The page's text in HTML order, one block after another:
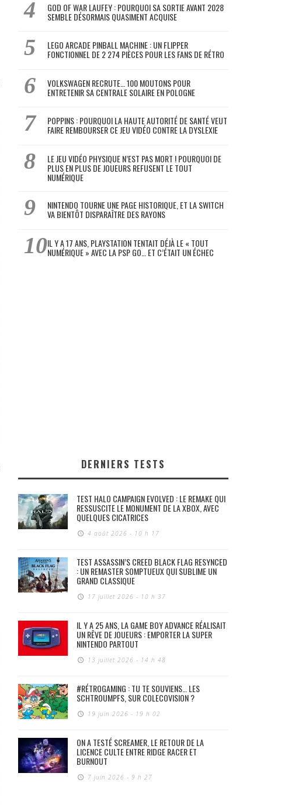
GOD OF WAR LAUFEY : POURQUOI SA SORTIE AVANT 2028
SEMBLE DÉSORMAIS QUASIMENT ACQUISE
LEGO ARCADE PINBALL MACHINE : UN FLIPPER
FONCTIONNEL DE 2 274 PIÈCES POUR LES FANS DE RÉTRO
VOLKSWAGEN RECRUTE… 100 MOUTONS POUR
ENTRETENIR SA CENTRALE SOLAIRE EN POLOGNE
POPPINS : POURQUOI LA HAUTE AUTORITÉ DE SANTÉ VEUT
FAIRE REMBOURSER CE JEU VIDÉO CONTRE LA DYSLEXIE
LE JEU VIDÉO PHYSIQUE N’EST PAS MORT ! POURQUOI DE
PLUS EN PLUS DE JOUEURS REFUSENT LE TOUT
NUMÉRIQUE
NINTENDO TOURNE UNE PAGE HISTORIQUE, ET LA SWITCH
VA BIENTÔT DISPARAÎTRE DES RAYONS
IL Y A 17 ANS, PLAYSTATION TENTAIT DÉJÀ LE « TOUT
NUMÉRIQUE » AVEC LA PSP GO… ET C’ÉTAIT UN ÉCHEC
DERNIERS TESTS
TEST HALO CAMPAIGN EVOLVED : LE REMAKE QUI
RESSUSCITE LE MONUMENT DE LA XBOX, AVEC
QUELQUES CICATRICES
4 août 2026 - 10 h 17
TEST ASSASSIN’S CREED BLACK FLAG RESYNCED
: UN REMASTER SOMPTUEUX QUI SUBLIME UN
GRAND CLASSIQUE
17 juillet 2026 - 10 h 37
IL Y A 25 ANS, LA GAME BOY ADVANCE RÉALISAIT
UN RÊVE DE JOUEURS : EMPORTER LA SUPER
NINTENDO PARTOUT
13 juillet 2026 - 14 h 48
#RÉTROGAMING : TU TE SOUVIENS… LES
SCHTROUMPFS, SUR COLECOVISION ?
19 juin 2026 - 19 h 02
ON A TESTÉ SCREAMER, LE RETOUR DE LA
LICENCE CULTE ENTRE RIDGE RACER ET
BURNOUT
7 juin 2026 - 9 h 27